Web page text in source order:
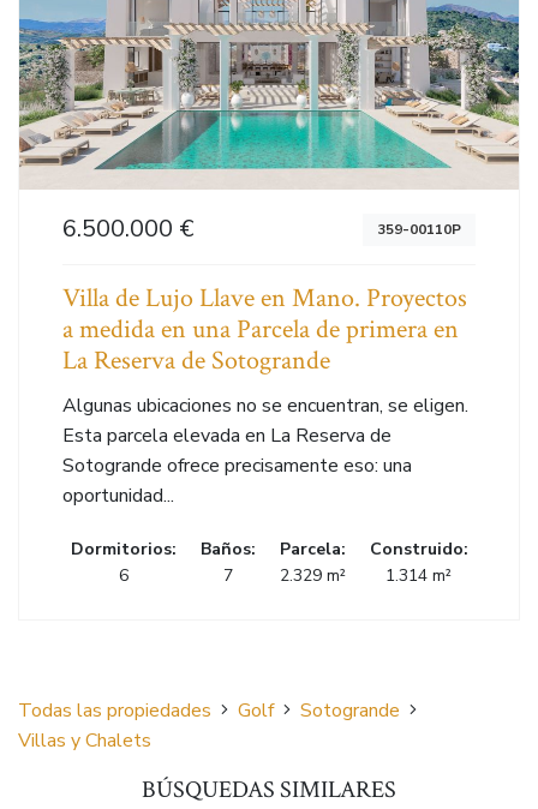
6.500.000 € 359-00110P
Villa de Lujo Llave en Mano. Proyectos
a medida en una Parcela de primera en
La Reserva de Sotogrande
Algunas ubicaciones no se encuentran, se eligen.
Esta parcela elevada en La Reserva de
Sotogrande ofrece precisamente eso: una
oportunidad...
Dormitorios:
6
Baños:
7
Parcela:
2.329 m²
Construido:
1.314 m²
Todas las propiedades Golf
Sotogrande
Villas y Chalets
BÚSQUEDAS SIMILARES